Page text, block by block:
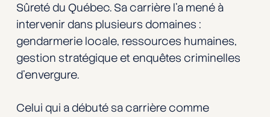
Sûreté du Québec. Sa carrière l’a mené à
intervenir dans plusieurs domaines :
gendarmerie locale, ressources humaines,
gestion stratégique et enquêtes criminelles
d’envergure.
Celui qui a débuté sa carrière comme